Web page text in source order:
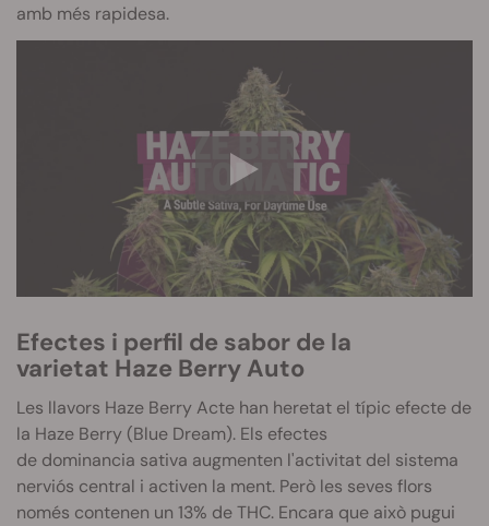
amb més rapidesa.
Efectes i perfil de sabor de la
varietat Haze BerryAuto
Les llavors Haze BerryActe han heretat el típic efecte de
la Haze Berry (Blue Dream). Els efectes
de dominancia sativa augmenten l'activitat del sistema
nerviós central i activen la ment. Però les seves flors
només contenen un 13% de THC. Encara que això pugui